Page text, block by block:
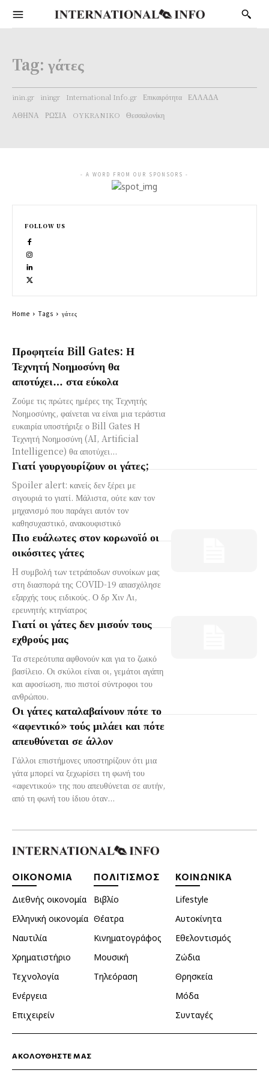
Tag: γάτες
inin.gr iningr International Info.gr Επικαιρότητα
ΕΛΛΑΔΑ
ΑΘΗΝΑ
ΡΩΣΙΑ OYKRANIKO Θεσσαλονίκη
Προφητεία Bill Gates: Η
Τεχνητή Νοημοσύνη θα
αποτύχει… στα εύκολα
Ζούμε τις πρώτες ημέρες της Τεχνητής
Νοημοσύνης, φαίνεται να είναι μια τεράστια
ευκαιρία υποστήριξε ο Bill Gates Η
Τεχνητή Νοημοσύνη (AI, Artificial
Intelligence) θα αποτύχει...
Γιατί γουργουρίζουν οι γάτες;
Spoiler alert: κανείς δεν ξέρει με
σιγουριά το γιατί. Μάλιστα, ούτε καν τον
μηχανισμό που παράγει αυτόν τον
καθησυχαστικό, ανακουφιστικό
Πιο ευάλωτες στον κορωνοϊό οι
οικόσιτες γάτες
H συμβολή των τετράποδων συνοίκων μας
στη διασπορά της COVID-19 απασχόλησε
εξαρχής τους ειδικούς. Ο δρ Χιν Λι,
ερευνητής κτηνίατρος
Γιατί οι γάτες δεν μισούν τους
εχθρούς μας
Τα στερεότυπα αφθονούν και για το ζωικό
βασίλειο. Οι σκύλοι είναι οι, γεμάτοι αγάπη
και αφοσίωση, πιο πιστοί σύντροφοι του
ανθρώπου.
Οι γάτες καταλαβαίνουν πότε το
«αφεντικό» τούς μιλάει και πότε
απευθύνεται σε άλλον
Γάλλοι επιστήμονες υποστηρίζουν ότι μια
γάτα μπορεί να ξεχωρίσει τη φωνή του
«αφεντικού» της που απευθύνεται σε αυτήν,
από τη φωνή του ίδιου όταν...
- A WORD FROM OUR SPONSORS -
FOLLOW US
Home Tags γάτες
ΟΙΚΟΝΟΜΙΑ
Διεθνής οικονομία
Ελληνική οικονομία
Ναυτιλία
Χρηματιστήριο
Τεχνολογία
Ενέργεια
Επιχειρείν
ΠΟΛΙΤΙΣΜΟΣ
Βιβλίο
Θέατρα
Κινηματογράφος
Μουσική
Τηλεόραση
ΚΟΙΝΩΝΙΚΑ
Lifestyle
Αυτοκίνητα
Εθελοντισμός
Ζώδια
Θρησκεία
Μόδα
Συνταγές
ΑΚΟΛΟΥΘΗΣΤΕ ΜΑΣ